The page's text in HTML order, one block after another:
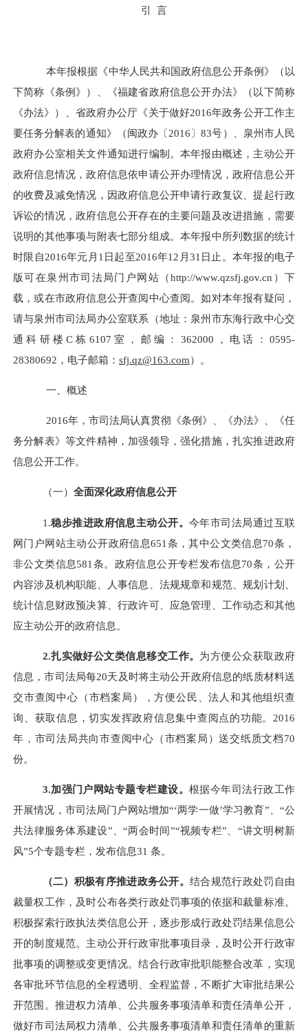
引 言
本年报根据《中华人民共和国政府信息公开条例》（以
下简称《条例》）、《福建省政府信息公开办法》（以下简称
《办法》）、省政府办公厅《关于做好2016年政务公开工作主
要任务分解表的通知》（闽政办〔2016〕83号）、泉州市人民
政府办公室相关文件通知进行编制。本年报由概述，主动公开
政府信息情况，政府信息依申请公开办理情况，政府信息公开
的收费及减免情况，因政府信息公开申请行政复议、提起行政
诉讼的情况，政府信息公开存在的主要问题及改进措施，需要
说明的其他事项与附表七部分组成。本年报中所列数据的统计
时限自2016年元月1日起至2016年12月31日止。本年报的电子
版可在泉州市司法局门户网站（http://www.qzsfj.gov.cn）下
载，或在市政府信息公开查阅中心查阅。如对本年报有疑问，
请与泉州市司法局办公室联系（地址：泉州市东海行政中心交
通科研楼C栋6107室，邮编：362000，电话：0595-
28380692，电子邮箱： sfj.qz@163.com）。
一、概述
2016年，市司法局认真贯彻《条例》、《办法》、《任
务分解表》等文件精神，加强领导，强化措施，扎实推进政府
信息公开工作。
（一） 全面深化政府信息公开
1.稳步推进政府信息主动公开。今年市司法局通过互联
网门户网站主动公开政府信息651条，其中公文类信息70条，
非公文类信息581条。政府信息公开专栏发布信息70条，公开
内容涉及机构职能、人事信息、法规规章和规范、规划计划、
统计信息财政预决算、行政许可、应急管理、工作动态和其他
应主动公开的政府信息。
2.扎实做好公文类信息移交工作。 为方便公众获取政府
信息，市司法局每20天及时将主动公开政府信息的纸质材料送
交市查阅中心（市档案局），方便公民、法人和其他组织查
询、获取信息，切实发挥政府信息集中查阅点的功能。2016
年，市司法局共向市查阅中心（市档案局）送交纸质文档70
份。
3.加强门户网站专题专栏建设。 根据今年司法行政工作
开展情况，市司法局门户网站增加“‘两学一做’学习教育”、“公
共法律服务体系建设”、“两会时间”“视频专栏”、“讲文明树新
风”5个专题专栏，发布信息31 条。
（二）积极有序推进政务公开。结合规范行政处罚自由
裁量权工作，及时公布各类行政处罚事项的依据和裁量标准。
积极探索行政执法类信息公开，逐步形成行政处罚结果信息公
开的制度规范。主动公开行政审批事项目录，及时公开行政审
批事项的调整或变更情况。结合行政审批职能整合改革，实现
各审批环节信息的全程透明、全程监督，不断扩大审批结果公
开范围。 推进权力清单、公共服务事项清单和责任清单公开，
做好市司法局权力清单、公共服务事项清单和责任清单的重新